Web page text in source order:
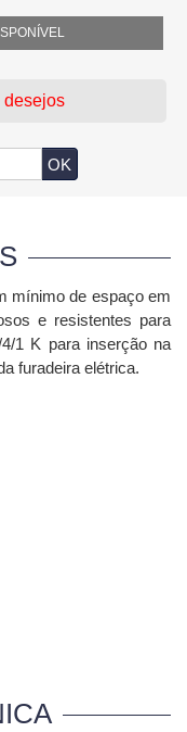
mínimo de espaço em
e resistentes para
1 K para inserção na
furadeira elétrica.